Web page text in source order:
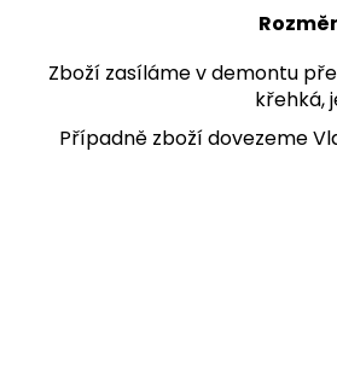
Zboží zasíláme v demontu
křehká,
Případně zboží dovezeme